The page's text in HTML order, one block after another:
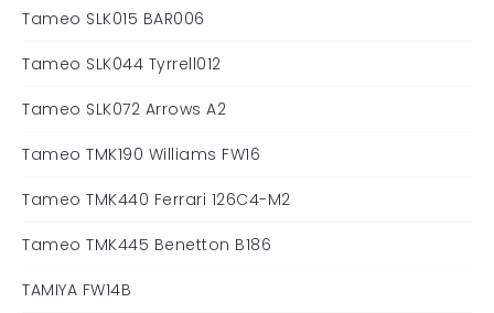
Tameo SLK015 BAR006
Tameo SLK044 Tyrrell012
Tameo SLK072 Arrows A2
Tameo TMK190 Williams FW16
Tameo TMK440 Ferrari 126C4-M2
Tameo TMK445 Benetton B186
TAMIYA FW14B